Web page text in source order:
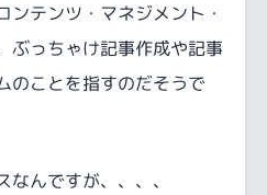
ンテンツ・マネジメント・
ぶっちゃけ記事作成や記事
のことを指すのだそうで
んですが、、、、